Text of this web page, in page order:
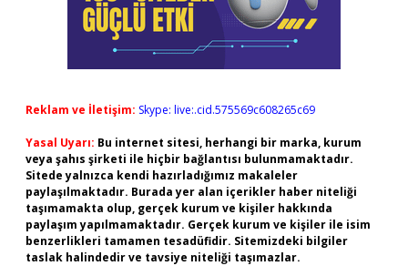
Reklam ve İletişim: Skype: live:.cid.575569c608265c69
Yasal Uyarı: Bu internet sitesi, herhangi bir marka, kurum
veya şahıs şirketi ile hiçbir bağlantısı bulunmamaktadır.
Sitede yalnızca kendi hazırladığımız makaleler
paylaşılmaktadır. Burada yer alan içerikler haber niteliği
taşımamakta olup, gerçek kurum ve kişiler hakkında
paylaşım yapılmamaktadır. Gerçek kurum ve kişiler ile isim
benzerlikleri tamamen tesadüfidir. Sitemizdeki bilgiler
taslak halindedir ve tavsiye niteliği taşımazlar.